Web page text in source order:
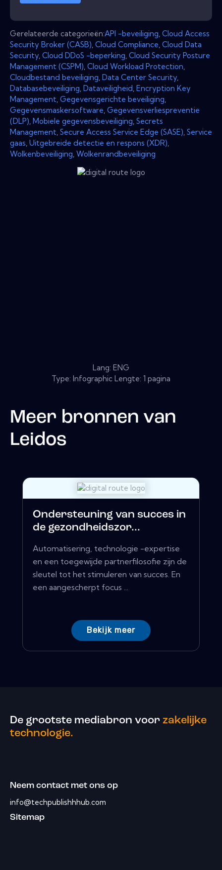
Gerelateerde categorieën:API -beveiliging Cloud Access
Security Broker (CASB) Cloud Compliance Cloud Data
Security Cloud DDoS -beperking Cloud Security Posture
Management (CSPM) Cloud Workload Protection
Cloudbestand beveiliging Data Center Security
Databasebeveiliging Dataveiligheid Encryption Key
Management Gegevensgerichte beveiliging
Gegevensmaskersoftware Gegevensverliespreventie
(DLP) Mobiele gegevensbeveiliging Secrets
Management Secure Access Service Edge (SASE) Service
gaas Uitgebreide detectie en respons (XDR)
Wolkenbeveiliging Wolkenrandbeveiliging
Lang: ENG
Type: Infographic Lengte: 1 pagina
Meer bronnen van
Leidos
Ondersteuning van succes in
de gezondheidszor...
Automatisering, technologie -expertise
en een toegewijde partnerfilosofie zijn de
sleutel tot het stimuleren van succes. En
een aangescherpt focus ...
Bekijk meer
De grootste mediabron voor zakelijke
technologie.
Neem contact met ons op
info@techpublishhhub.com
Sitemap